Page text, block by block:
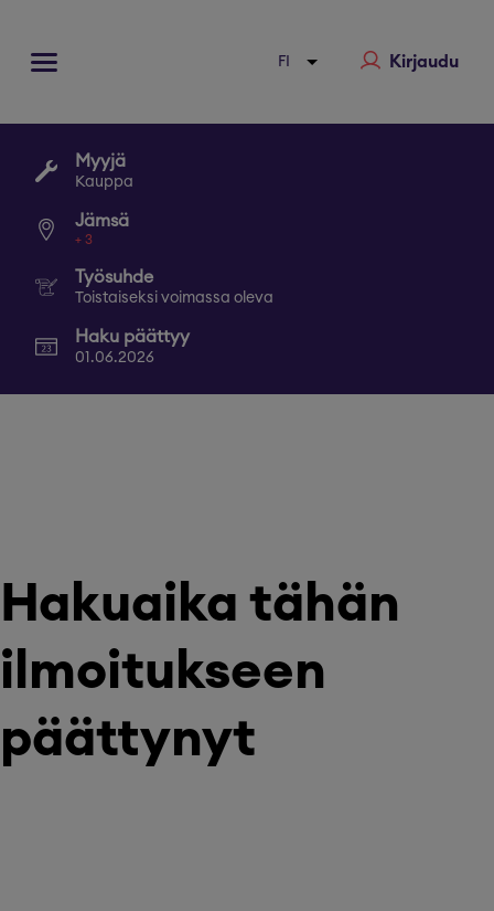
Kirjaudu
Myyjä
Kauppa
Jämsä
+ 3
Työsuhde
Toistaiseksi voimassa oleva
Haku päättyy
01.06.2026
Hakuaika tähän
ilmoitukseen
päättynyt